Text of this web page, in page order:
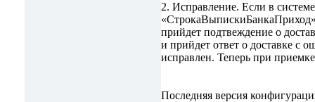
2. Исправление. Если в
«СтрокаВыпискиБанкаПриход»
прийдет подтвеждение о
и прийдет ответ о доставке с
исправлен. Теперь при
Последняя версия